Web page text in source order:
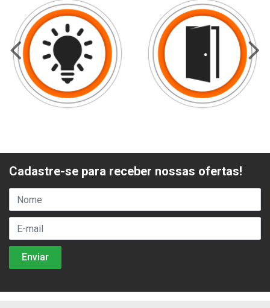
Cadastre-se para receber nossas ofertas!